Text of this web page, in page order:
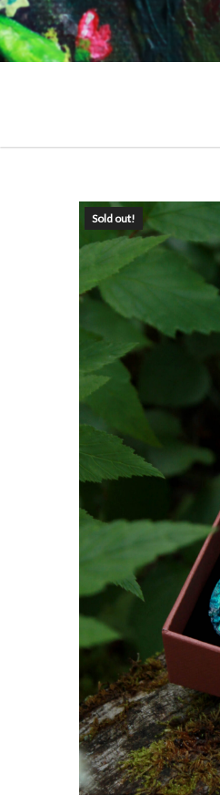
Sold out!